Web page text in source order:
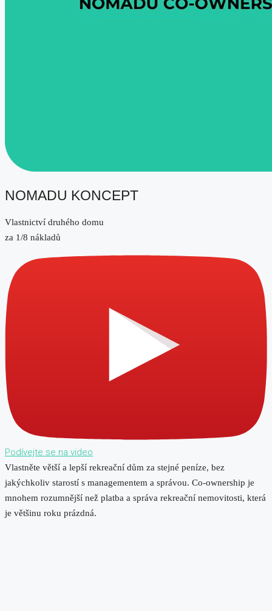
NOMADU KONCEPT
Vlastnictví druhého domu
za 1/8 nákladů
Podívejte se na video
Vlastněte větší a lepší rekreační dům za stejné peníze, bez
jakýchkoliv starostí s managementem a správou. Co-ownership je
mnohem rozumnější než platba a správa rekreační nemovitosti, která
je většinu roku prázdná.